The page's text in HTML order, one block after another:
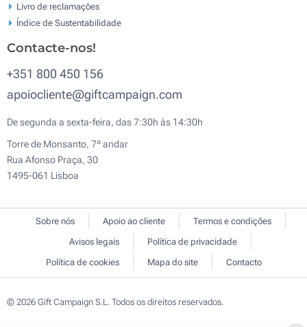
Livro de reclamaçōes
Índice de Sustentabilidade
Contacte-nos!
+351 800 450 156
apoiocliente@giftcampaign.com
De segunda a sexta-feira, das 7:30h às 14:30h
Torre de Monsanto, 7º andar
Rua Afonso Praça, 30
1495-061 Lisboa
Sobre nós Apoio ao cliente
Termos e condições
Avisos legais
Política de privacidade
Política de cookies
Mapa do site Contacto
© 2026 Gift Campaign S.L. Todos os direitos reservados.